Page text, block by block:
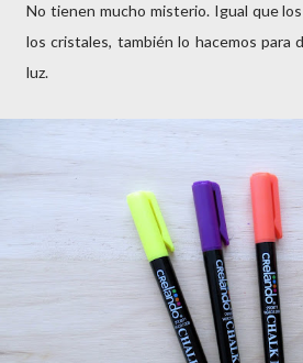
No tienen mucho misterio. Igual que
los cristales, también lo hacemos para
luz.